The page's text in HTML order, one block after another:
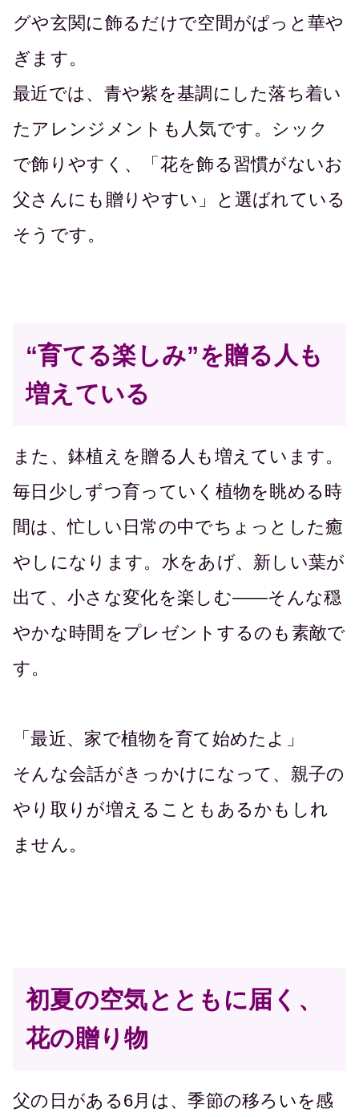
グや玄関に飾るだけで空間がぱっと華や
ぎます。
最近では、青や紫を基調にした落ち着い
たアレンジメントも人気です。シック
で飾りやすく、「花を飾る習慣がないお
父さんにも贈りやすい」と選ばれている
そうです。
“育てる楽しみ”を贈る人も
増えている
また、鉢植えを贈る人も増えています。
毎日少しずつ育っていく植物を眺める時
間は、忙しい日常の中でちょっとした癒
やしになります。水をあげ、新しい葉が
出て、小さな変化を楽しむ――そんな穏
やかな時間をプレゼントするのも素敵で
す。
「最近、家で植物を育て始めたよ」
そんな会話がきっかけになって、親子の
やり取りが増えることもあるかもしれ
ません。
初夏の空気とともに届く、
花の贈り物
父の日がある6月は、季節の移ろいを感